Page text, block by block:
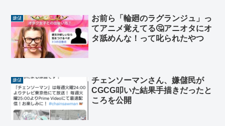
嫌儲
お前ら「輪廻のラグランジュ」っ
てアニメ覚えてる🤔アニオタにオ
タ舐めんな！って叱られたやつ
嫌儲
チェンソーマンさん、嫌儲民が
CGCG叩いた結果手描きだったと
ころを公開